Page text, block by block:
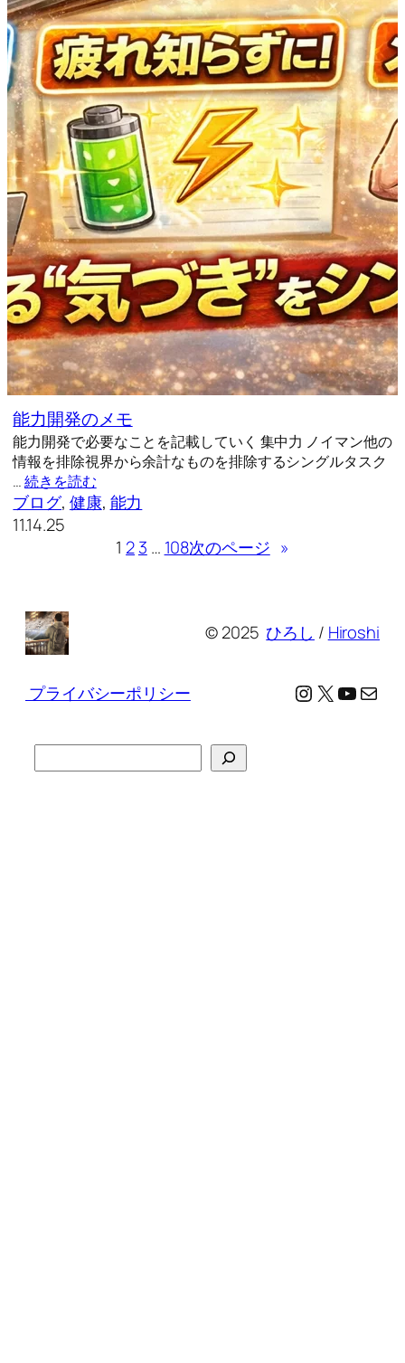
能力開発のメモ
能力開発で必要なことを記載していく 集中力 ノイマン他の
情報を排除視界から余計なものを排除するシングルタスク
…続きを読む
ブログ, 健康, 能力
11.14.25
1 23 … 108次のページ »
© 2025ひろし / Hiroshi
プライバシーポリシー Instagram
X メール
索